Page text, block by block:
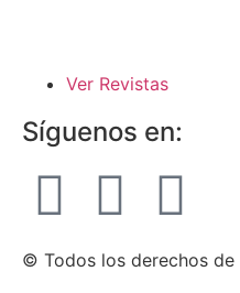
Ver Revistas
Síguenos en:
© Todos los derechos